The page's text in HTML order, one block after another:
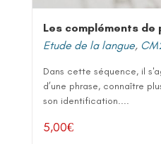
Les compléments de
Etude de la langue,
Dans cette séquence, il
d’une phrase, connaître
son identification....
5,00€